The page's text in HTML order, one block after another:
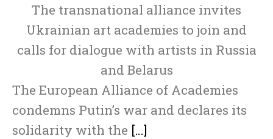
The transnational alliance invites
Ukrainian art academies to join and
calls for dialogue with artists in Russia
and Belarus
The European Alliance of Academies
condemns Putin’s war and declares its
solidarity with the […]